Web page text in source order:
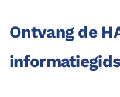
Ontvang de